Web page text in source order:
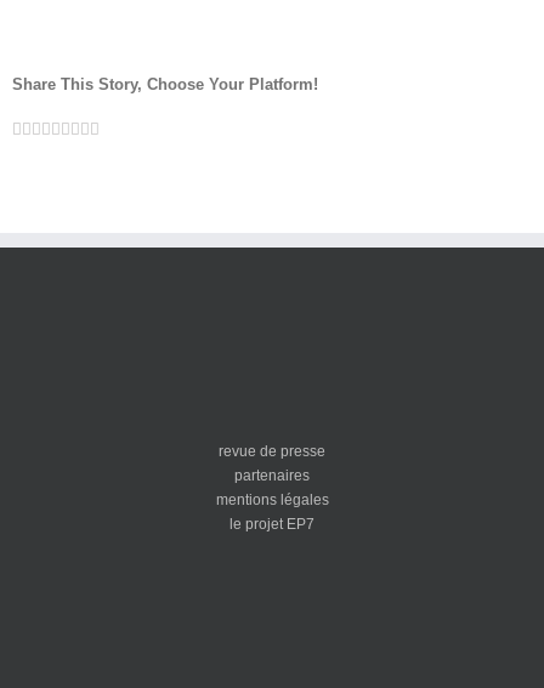
Share This Story, Choose Your Platform!
Facebook
Twitter
LinkedIn
Reddit
Google+
Tumblr
Pinterest
Vk
revue de presse
partenaires
mentions légales
le projet EP7